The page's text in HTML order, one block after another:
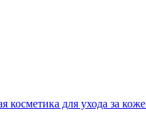
косметика для ухода за